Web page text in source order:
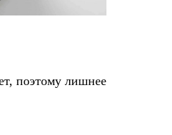
поэтому лишнее